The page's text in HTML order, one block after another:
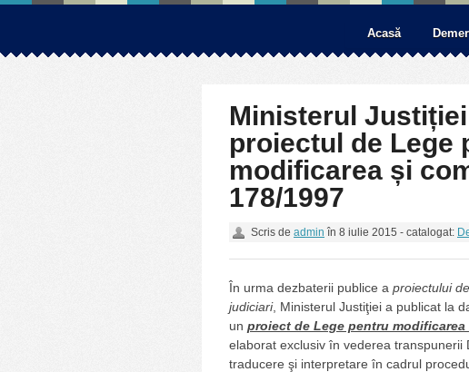
Acasă
Ministerul
proiectul de Lege
modificarea și
178/1997
Scris de admin în 8 iulie 2015 - catalogat:
În urma dezbaterii publice a proiectului
judiciari, Ministerul Justiţiei a publicat la
un proiect de Lege pentru modificarea
elaborat exclusiv în vederea transpunerii
traducere şi interpretare în cadrul